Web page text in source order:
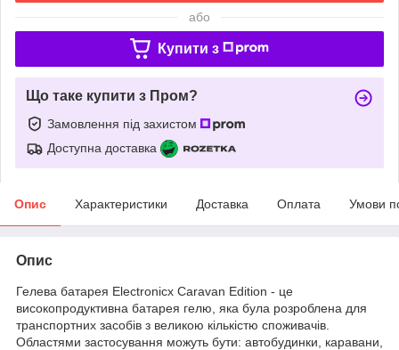
або
Купити з
Що таке купити з Пром?
Замовлення під захистом
Доступна доставка
Опис Характеристики Доставка Оплата Умови
Опис
Гелева батарея Electronicx Caravan Edition - це
високопродуктивна батарея гелю, яка була розроблена для
транспортних засобів з великою кількістю споживачів.
Областями застосування можуть бути: автобудинки, каравани,